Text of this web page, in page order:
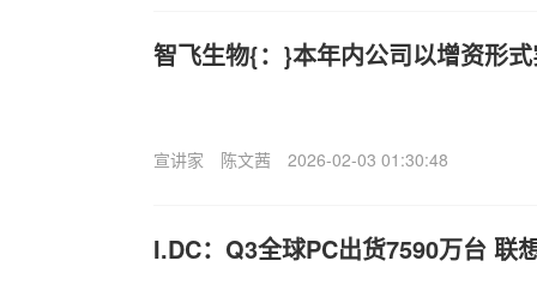
智飞生物{：}本年内公司以增资形
宣讲家 陈文茜 2026-02-03 01:30:48
I.DC：Q3全球PC出货7590万台 联